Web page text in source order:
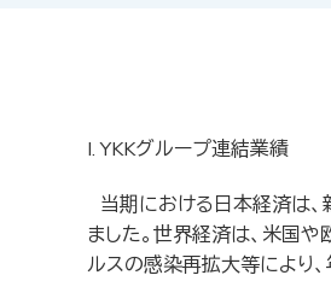
I. YKKグループ連結業績
当期における日本経済は
ました。世界経済は、米国
ルスの感染再拡大等により